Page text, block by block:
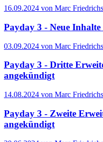
16.09.2024 von Marc Friedrichs
Payday 3 - Neue
03.09.2024 von Marc Friedrichs
Payday 3 - Dritte
angekündigt
14.08.2024 von Marc Friedrichs
Payday 3 - Zweite
angekündigt